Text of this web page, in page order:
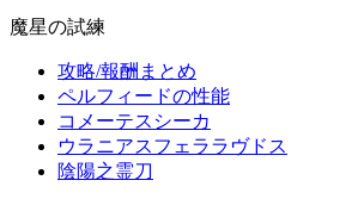
魔星の試練
攻略/報酬まとめ
ペルフィードの性能
コメーテスシーカ
ウラニアスフェララヴドス
陰陽之霊刀